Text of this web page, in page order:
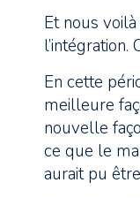
Et nous
l’intégration.
En cette
meilleure
nouvelle
ce que le
aurait pu